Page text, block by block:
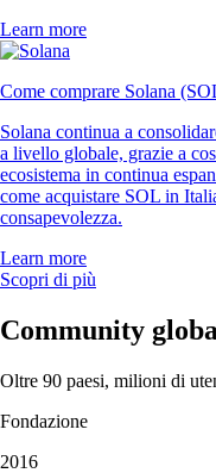
Learn more
Come comprare Solana
Solana continua a
a livello globale, grazie a
ecosistema in continua
come acquistare SOL in
consapevolezza.
Learn more
Scopri di più
Community
Oltre 90 paesi, milioni di
Fondazione
2016